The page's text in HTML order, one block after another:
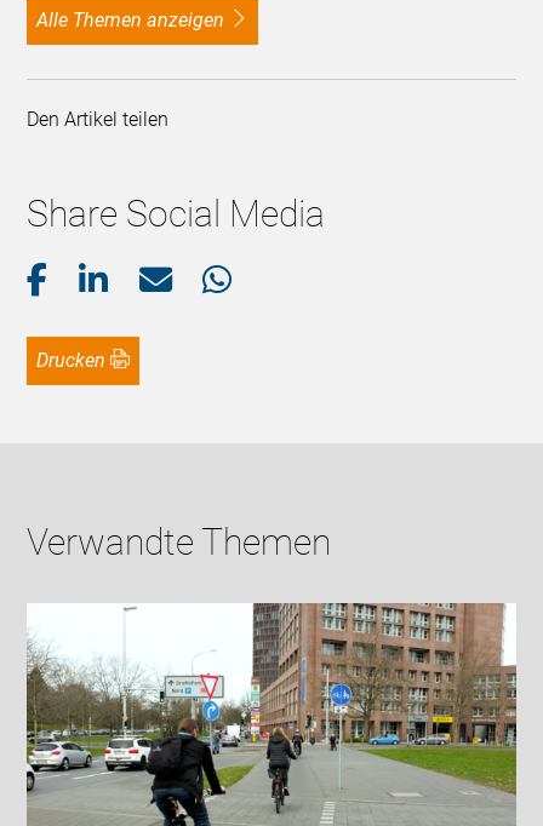
alle Themen anzeigen
Den Artikel teilen
Share Social Media
Drucken
Verwandte Themen